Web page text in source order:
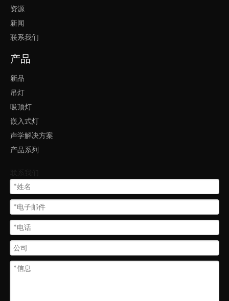
月亮灯led灯天花板吸顶装圆形灯LL0112M
吊装吸音圆环灯
资源
新闻
联系我们
产品
新品
吊灯
吸顶灯
嵌入式灯
声学解决方案
产品系列